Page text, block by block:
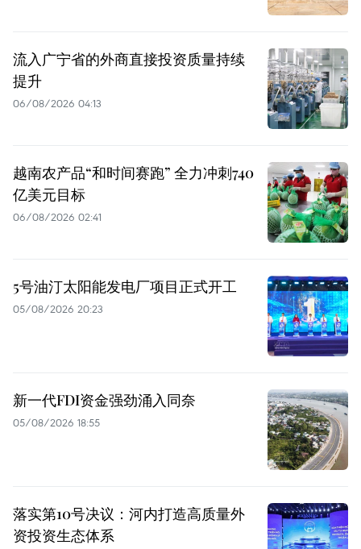
流入广宁省的外商直接投资质量持续
提升
06/08/2026 04:13
越南农产品“和时间赛跑” 全力冲刺740
亿美元目标
06/08/2026 02:41
5号油汀太阳能发电厂项目正式开工
05/08/2026 20:23
新一代FDI资金强劲涌入同奈
05/08/2026 18:55
落实第10号决议：河内打造高质量外
资投资生态体系